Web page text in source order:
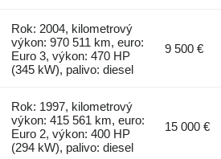
Rok: 2004, kilometrový
výkon: 970 511 km, euro:
Euro 3, výkon: 470 HP
(345 kW), palivo: diesel
9 500 €
Rok: 1997, kilometrový
výkon: 415 561 km, euro:
Euro 2, výkon: 400 HP
(294 kW), palivo: diesel
15 000 €